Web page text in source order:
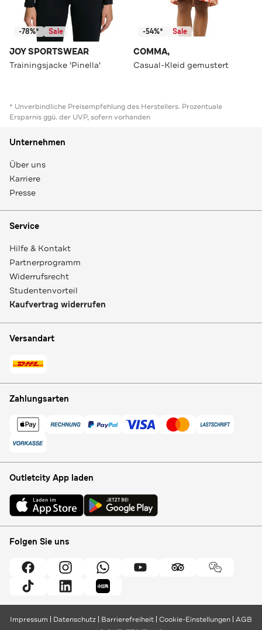
-78%* Sale
JOY SPORTSWEAR
Trainingsjacke 'Pinella'
-54%* Sale
COMMA,
Casual-Kleid gemustert
* Unverbindliche Preisempfehlung des Herstellers. Prozentuale
Ersparnis ggü. der UVP, sofern vorhanden
Unternehmen
Über uns
Karriere
Presse
Service
Hilfe & Kontakt
Partnerprogramm
Widerrufsrecht
Studentenvorteil
Kaufvertrag widerrufen
Versandart
Zahlungsarten
Outletcity App laden
Folgen Sie uns
Impressum Datenschutz Barrierefreiheit Cookie-Einstellungen AGB